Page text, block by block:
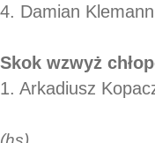
4. Damian
Skok wzwyż
1. Arkadiusz